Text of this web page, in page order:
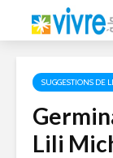
SUGGESTIONS DE
Lili